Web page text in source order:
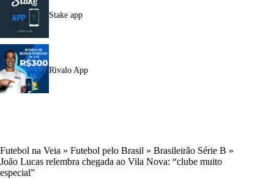
Stake app
Rivalo App
Futebol na Veia » Futebol pelo Brasil » Brasileirão Série B »
João Lucas relembra chegada ao Vila Nova: “clube muito
especial”